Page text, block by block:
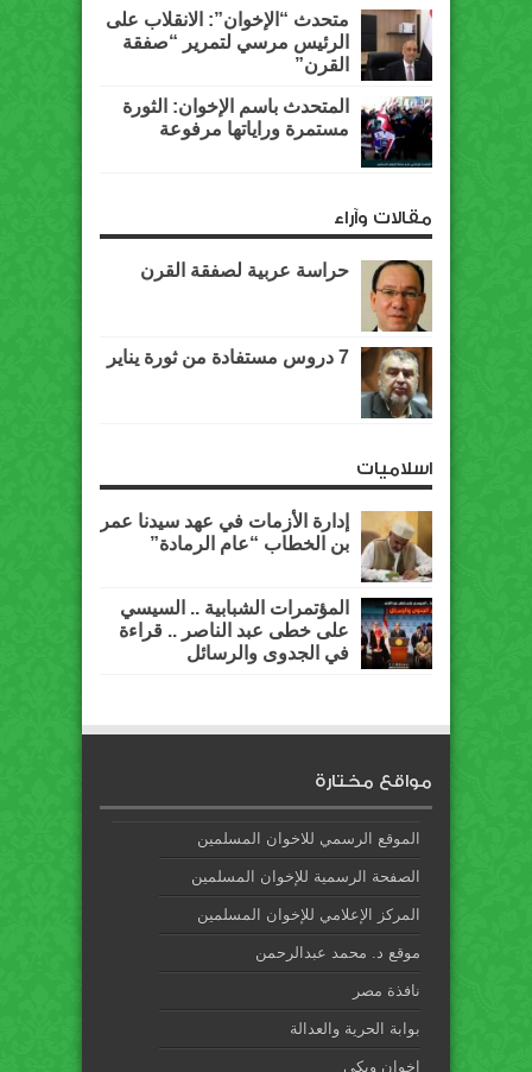
متحدث “الإخوان”: الانقلاب على
الرئيس مرسي لتمرير “صفقة
القرن”
المتحدث باسم الإخوان: الثورة
مستمرة وراياتها مرفوعة
مقالات وآراء
حراسة عربية لصفقة القرن
7 دروس مستفادة من ثورة يناير
اسلاميات
إدارة الأزمات في عهد سيدنا عمر
بن الخطاب “عام الرمادة”
المؤتمرات الشبابية .. السيسي
على خطى عبد الناصر .. قراءة
في الجدوى والرسائل
مواقع مختارة
الموقع الرسمي للاخوان المسلمين
الصفحة الرسمية للإخوان المسلمين
المركز الإعلامي للإخوان المسلمين
موقع د. محمد عبدالرحمن
نافذة مصر
بوابة الحرية والعدالة
إخوان ويكي